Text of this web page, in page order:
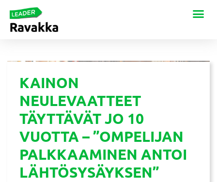
KAINON
NEULEVAATTEET
TÄYTTÄVÄT JO 10
VUOTTA – ”OMPELIJAN
PALKKAAMINEN ANTOI
LÄHTÖSYSÄYKSEN”